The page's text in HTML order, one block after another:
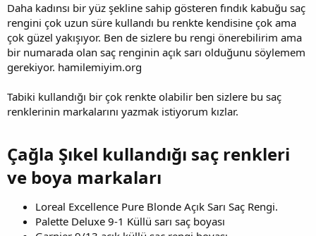
Daha kadınsı bir yüz şekline sahip gösteren fındık kabuğu saç
rengini çok uzun süre kullandı bu renkte kendisine çok ama
çok güzel yakışıyor. Ben de sizlere bu rengi önerebilirim ama
bir numarada olan saç renginin açık sarı olduğunu söylemem
gerekiyor. hamilemiyim.org
Tabiki kullandığı bir çok renkte olabilir ben sizlere bu saç
renklerinin markalarını yazmak istiyorum kızlar.
Çağla Şıkel kullandığı saç renkleri
ve boya markaları
Loreal Excellence Pure Blonde Açık Sarı Saç Rengi.
Palette Deluxe 9-1 Küllü sarı saç boyası